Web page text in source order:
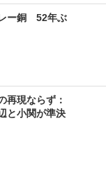
ー銅 52年ぶ
再現ならず：
と小関が準決